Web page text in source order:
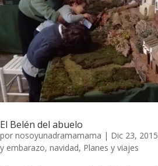
El Belén del abuelo
por nosoyunadramamama | Dic 23, 2015
y embarazo, navidad, Planes y viajes